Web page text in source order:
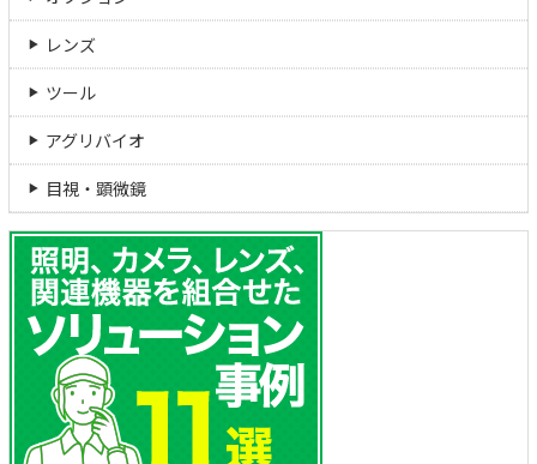
レンズ
ツール
アグリバイオ
目視・顕微鏡